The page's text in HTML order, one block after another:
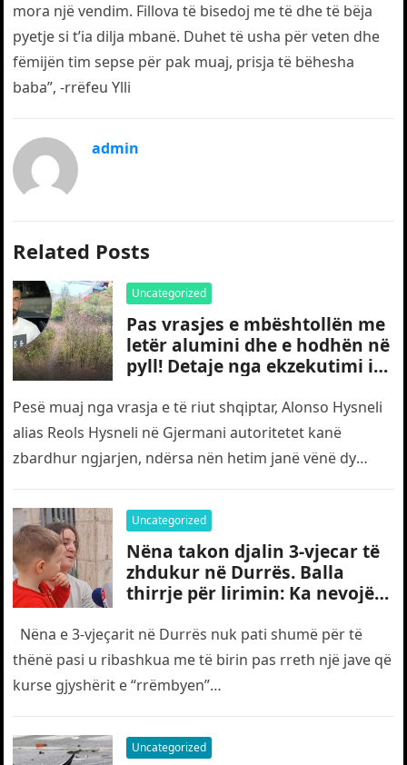
mora një vendim. Fillova të bisedoj me të dhe të bëja
pyetje si t’ia dilja mbanë. Duhet të usha për veten dhe
fëmijën tim sepse për pak muaj, prisja të bëhesha
baba”, -rrëfeu Ylli
admin
Related Posts
Uncategorized
Pas vrasjes e mbështollën me
letër alumini dhe e hodhën në
pyll! Detaje nga ekzekutimi i
Pesë muaj nga vrasja e të riut shqiptar, Alonso Hysneli
alias Reols Hysneli në Gjermani autoritetet kanë
zbardhur ngjarjen, ndërsa nën hetim janë vënë dy
Uncategorized
Nëna takon djalin 3-vjecar të
zhdukur në Durrës. Balla
thirrje për lirimin: Ka nevojë
Nëna e 3-vjeçarit në Durrës nuk pati shumë për të
thënë pasi u ribashkua me të birin pas rreth një jave që
kurse gjyshërit e “rrëmbyen”…
Uncategorized